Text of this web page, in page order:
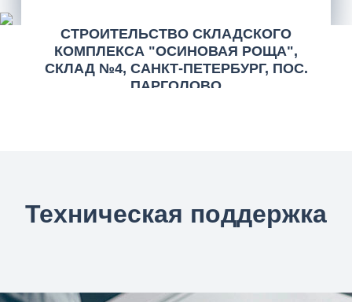
СТРОИТЕЛЬСТВО СКЛАДСКОГО
КОМПЛЕКСА "ОСИНОВАЯ РОЩА",
СКЛАД №4, САНКТ-ПЕТЕРБУРГ, ПОС.
ПАРГОЛОВО
Техническая поддержка